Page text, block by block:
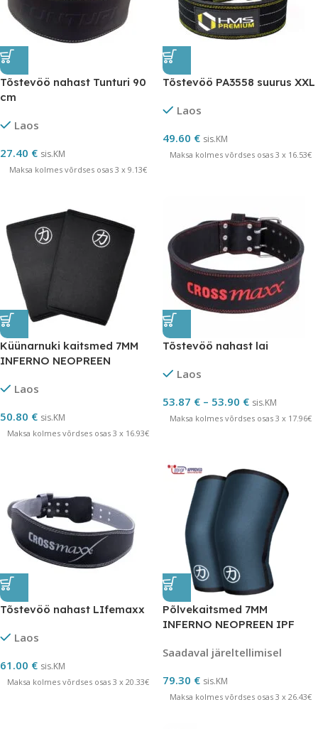
Tõstevöö nahast Tunturi 90
cm
Laos
27.40 € sis.KM
Maksa kolmes võrdses osas 3 x 9.13€
Tõstevöö PA3558 suurus XXL
Laos
49.60 € sis.KM
Maksa kolmes võrdses osas 3 x 16.53€
Küünarnuki kaitsmed 7MM
INFERNO NEOPREEN
Laos
50.80 € sis.KM
Maksa kolmes võrdses osas 3 x 16.93€
Tõstevöö nahast lai
Laos
53.87 € – 53.90 € sis.KM
Maksa kolmes võrdses osas 3 x 17.96€
Tõstevöö nahast LIfemaxx
Laos
61.00 € sis.KM
Maksa kolmes võrdses osas 3 x 20.33€
Põlvekaitsmed 7MM
INFERNO NEOPREEN IPF
Saadaval järeltellimisel
79.30 € sis.KM
Maksa kolmes võrdses osas 3 x 26.43€